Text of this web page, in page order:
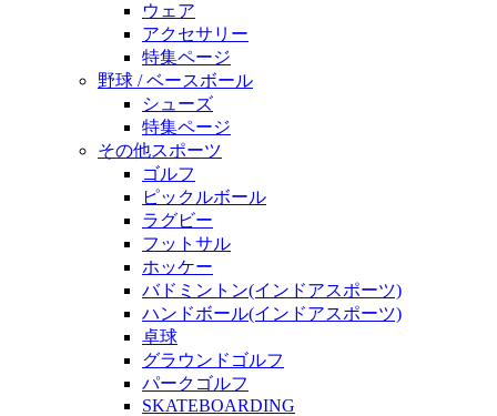
ウェア
アクセサリー
特集ページ
野球 / ベースボール
シューズ
特集ページ
その他スポーツ
ゴルフ
ピックルボール
ラグビー
フットサル
ホッケー
バドミントン(インドアスポーツ)
ハンドボール(インドアスポーツ)
卓球
グラウンドゴルフ
パークゴルフ
SKATEBOARDING